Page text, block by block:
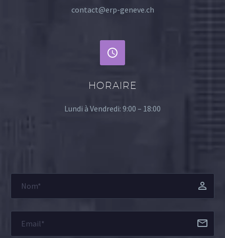
contact@erp-geneve.ch


HORAIRE
Lundi à Vendredi: 9:00 – 18:00